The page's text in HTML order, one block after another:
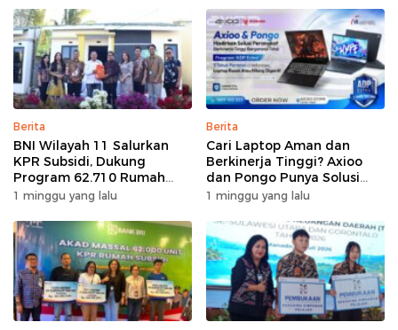
Berita
BNI Wilayah 11 Salurkan
KPR Subsidi, Dukung
Program 62.710 Rumah
Bersubsidi
1 minggu yang lalu
Berita
Cari Laptop Aman dan
Berkinerja Tinggi? Axioo
dan Pongo Punya Solusi
dengan Garansi Ekstra
1 minggu yang lalu